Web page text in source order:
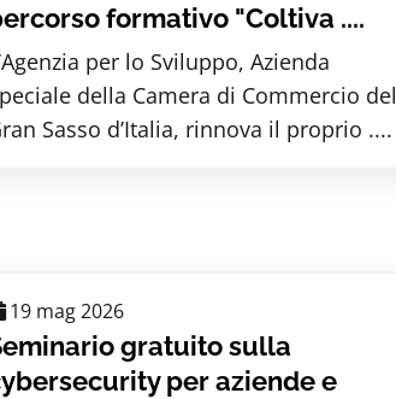
formativo "Coltiva ....
per lo Sviluppo, Azienda
della Camera di Commercio del
Sasso d’Italia, rinnova il proprio ....
19 mag 2026
gratuito sulla
per aziende e